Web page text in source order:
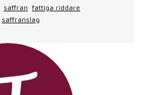
saffran fattiga riddare
saffranslag